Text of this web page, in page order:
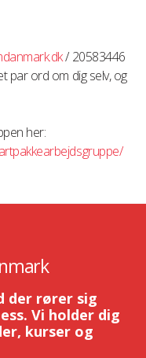
/ 20583446
par ord om dig selv, og
her:
der rører sig
Vi holder dig
kurser og